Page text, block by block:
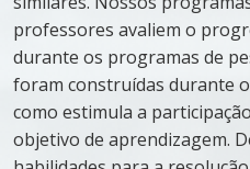
professores avaliem o
durante os programas de
foram construídas durante
como estimula a
objetivo de aprendizagem.